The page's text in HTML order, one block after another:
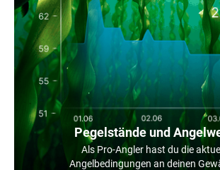
Pegelstände und
Als Pro-Angler hast du die
Angelbedingungen an deinen